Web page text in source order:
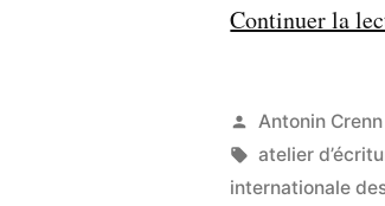
Continuer la
Publié
par
Antonin Crenn
Étiquettes :
atelier
internationale